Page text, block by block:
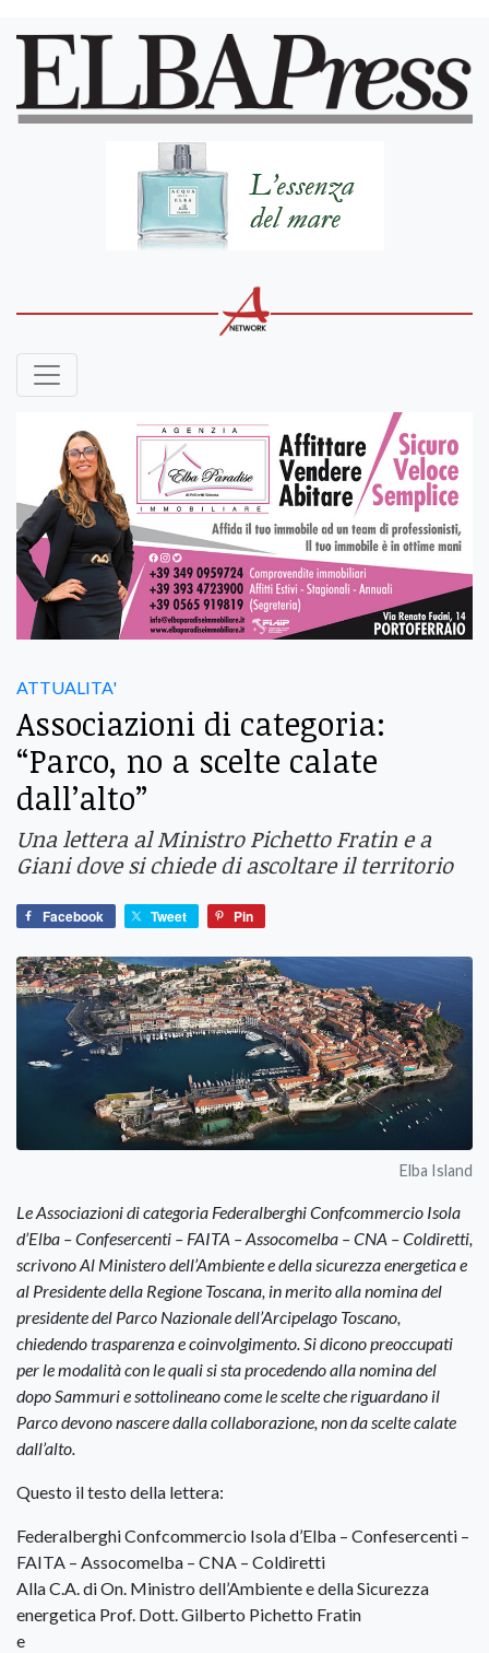
ATTUALITA'
Associazioni di categoria:
“Parco, no a scelte calate
dall’alto”
Una lettera al Ministro Pichetto Fratin e a
Giani dove si chiede di ascoltare il territorio
Facebook Tweet Pin
Elba Island
Le Associazioni di categoria Federalberghi Confcommercio Isola
d’Elba – Confesercenti – FAITA – Assocomelba – CNA – Coldiretti,
scrivono Al Ministero dell’Ambiente e della sicurezza energetica e
al Presidente della Regione Toscana, in merito alla nomina del
presidente del Parco Nazionale dell’Arcipelago Toscano,
chiedendo trasparenza e coinvolgimento. Si dicono preoccupati
per le modalità con le quali si sta procedendo alla nomina del
dopo Sammuri e sottolineano come le scelte che riguardano il
Parco devono nascere dalla collaborazione, non da scelte calate
dall’alto.
Questo il testo della lettera:
Federalberghi Confcommercio Isola d’Elba – Confesercenti –
FAITA – Assocomelba – CNA – Coldiretti
Alla C.A. di On. Ministro dell’Ambiente e della Sicurezza
energetica Prof. Dott. Gilberto Pichetto Fratin
e